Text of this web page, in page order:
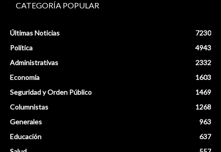
CATEGORÍA POPULAR
Últimas Noticias
7230
Política
4943
Administrativas
2332
Economía
1603
Seguridad y Orden Público
1469
Columnistas
1268
Generales
963
Educación
637